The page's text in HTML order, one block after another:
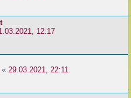
12:17
« 29.03.2021, 22:11